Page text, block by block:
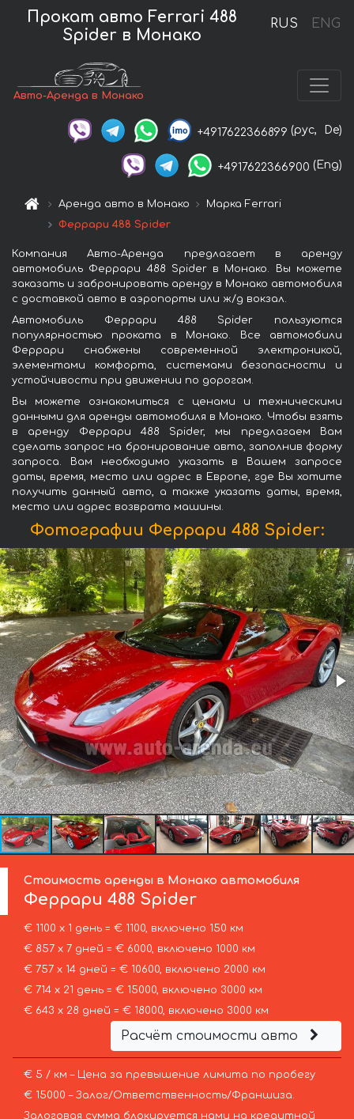
RUS ENG
Прокат авто Ferrari 488
Spider в Монако
Авто-Аренда в Монако
+4917622366899 (рус, De)
+4917622366900 (Eng)
Аренда авто в Монако
Марка Ferrari
Феррари 488 Spider
Компания Авто-Аренда предлагает в аренду
автомобиль Феррари 488 Spider в Монако. Вы можете
заказать и забронировать аренду в Монако автомобиля
с доставкой авто в аэропорты или ж/д вокзал.
Автомобиль Феррари 488 Spider пользуются
популярностью проката в Монако. Все автомобили
Феррари снабжены современной электроникой,
элементами комфорта, системами безопасности и
устойчивости при движении по дорогам.
Вы можете ознакомиться с ценами и техническими
данными для аренды автомобиля в Монако. Чтобы взять
в аренду Феррари 488 Spider, мы предлагаем Вам
сделать запрос на бронирование авто, заполнив форму
запроса. Вам необходимо указать в Вашем запросе
даты, время, место или адрес в Европе, где Вы хотите
получить данный авто, а также указать даты, время,
место или адрес возврата машины.
Фотографии Феррари 488 Spider:
Стоимость аренды в Монако автомобиля
Феррари 488 Spider
€ 1100 х 1 день = € 1100, включено 150 км
€ 857 х 7 дней = € 6000, включено 1000 км
€ 757 х 14 дней = € 10600, включено 2000 км
€ 714 х 21 день = € 15000, включено 3000 км
€ 643 х 28 дней = € 18000, включено 3000 км
Расчёт стоимости авто
€ 5 / км – Цена за превышение лимита по пробегу
€ 15000 – Залог/Ответственность/Франшиза.
Залоговая сумма блокируется нами на кредитной